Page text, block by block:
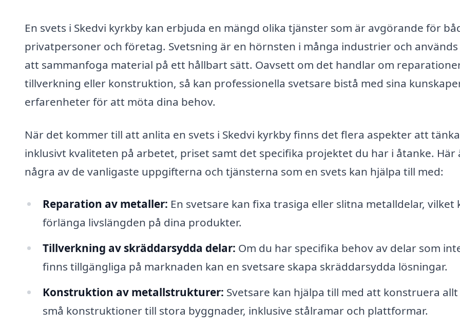
En svets i Skedvi kyrkby kan erbjuda en mängd olika tjänster som är avgörande för
privatpersoner och företag. Svetsning är en hörnsten i många industrier och
att sammanfoga material på ett hållbart sätt. Oavsett om det handlar om
tillverkning eller konstruktion, så kan professionella svetsare bistå med sina
erfarenheter för att möta dina behov.
När det kommer till att anlita en svets i Skedvi kyrkby finns det flera aspekter att
inklusivt kvaliteten på arbetet, priset samt det specifika projektet du har i åtanke. Här
några av de vanligaste uppgifterna och tjänsterna som en svets kan hjälpa till med:
Reparation av metaller: En svetsare kan fixa trasiga eller slitna metalldelar, vilket
förlänga livslängden på dina produkter.
Tillverkning av skräddarsydda delar: Om du har specifika behov av delar som
finns tillgängliga på marknaden kan en svetsare skapa skräddarsydda lösningar.
Konstruktion av metallstrukturer: Svetsare kan hjälpa till med att konstruera
små konstruktioner till stora byggnader, inklusive stålramar och plattformar.